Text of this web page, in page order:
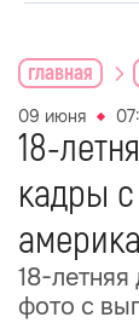
главная
09 июня
18-
кадры
18-
фото с